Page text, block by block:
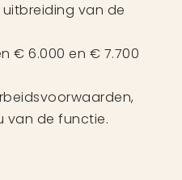
van de
€ 6.000 en € 7.700
van de functie.